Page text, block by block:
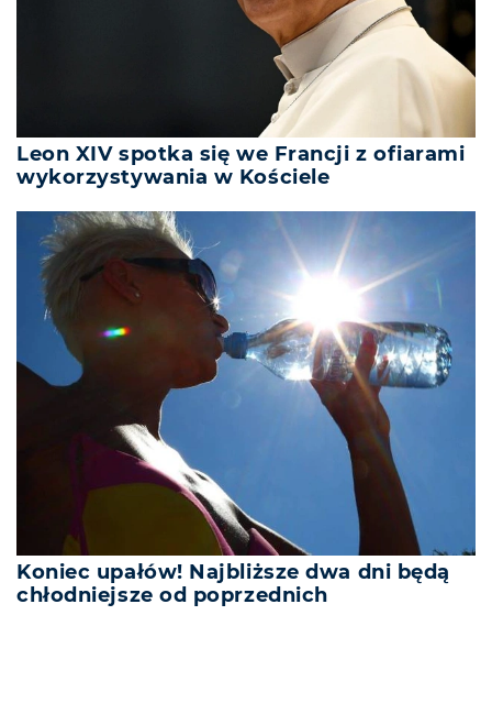
Leon XIV spotka się we Francji z ofiarami
wykorzystywania w Kościele
Koniec upałów! Najbliższe dwa dni będą
chłodniejsze od poprzednich